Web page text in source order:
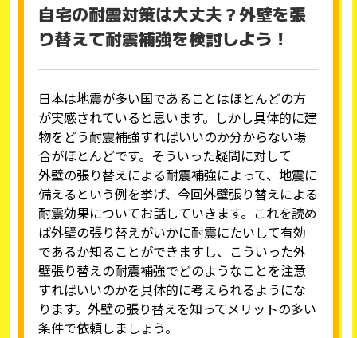
自宅の耐震対策は大丈夫？外壁を張
り替えて耐震補強を検討しよう！
日本は地震が多い国であることはほとんどの方
が実感されていると思います。しかし具体的に建
物をどう耐震補強すればいいのか分からない場
合がほとんどです。そういった疑問に対して
外壁の張り替えによる耐震補強によって、地震に
備えるという例を挙げ、今回外壁張り替えによる
耐震効果についてお話していきます。これを読め
ば外壁の張り替えがいかに耐震にたいして有効
であるか知ることができますし、こういった外
壁張り替えの耐震補強でどのようなことを注意
すればいいのかを具体的に考えられるようにな
ります。外壁の張り替えを知ってメリットの多い
条件で依頼しましょう。